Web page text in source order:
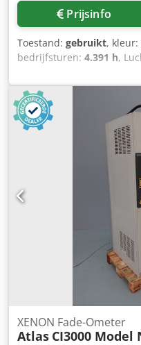
Prijsinfo
Toestand: gebruikt, kleur:
bedrijfsturen: 4.391 h,
bar • 4391 uur Dkedpfx
• Geheel werkend Staat:
XENON Fade-Ometer
Atlas CI3000 Model